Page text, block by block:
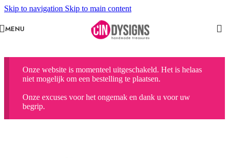
Skip to navigation Skip to main content
MENU
Onze website is momenteel uitgeschakeld. Het is helaas
niet mogelijk om een bestelling te plaatsen.
Onze excuses voor het ongemak en dank u voor uw
begrip.